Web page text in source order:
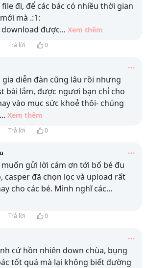
đi, để các bác có nhiều thời gian
mà .:1:
được... Xem thêm
Trả lời 0
diễn đàn cũng lâu rồi nhưng
bài lắm, được ngươi bạn chỉ cho
vào mục sức khoẻ thôi- chúng
... Xem thêm
Trả lời 0
gửi lời cám ơn tới bố bé đu
casper đã chọn lọc và upload rất
cho các bé. Mình nghĩ các...
Trả lời 0
cứ hồn nhiên down chùa, bụng
tốt quá mà lại không biết đường